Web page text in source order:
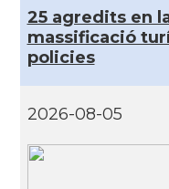
25 agredits en
massificació
policies
2026-08-05